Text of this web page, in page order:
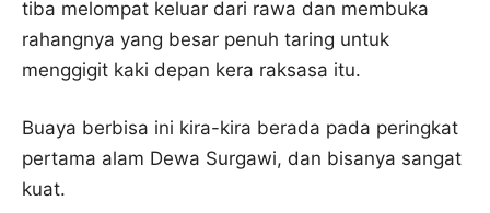
tiba melompat keluar dari rawa dan membuka
rahangnya yang besar penuh taring untuk
menggigit kaki depan kera raksasa itu.
Buaya berbisa ini kira-kira berada pada peringkat
pertama alam Dewa Surgawi, dan bisanya sangat
kuat.